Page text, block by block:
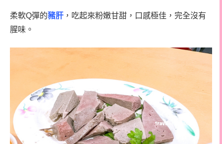
柔軟Q彈的豬肝 ，吃起來粉嫩甘甜，口感極佳，完全沒有
腥味。